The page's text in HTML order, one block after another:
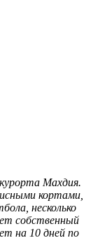
Махдия.
кортами,
несколько
собственный
на 10 дней по